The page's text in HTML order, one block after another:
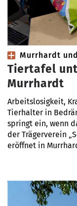
Murrhardt
Tiertafel
Murrhardt
Arbeitslosigkeit,
Tierhalter in
springt ein, wenn
der Trägerverein
eröffnet in